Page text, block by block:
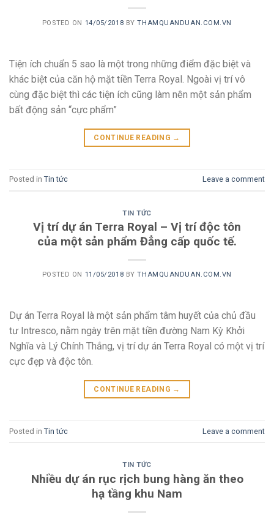
POSTED ON 14/05/2018 BYTHAMQUANDUAN.COM.VN
Tiện ích chuẩn 5 sao là một trong những điểm đặc biệt và
khác biệt của căn hộ mặt tiền Terra Royal. Ngoài vị trí vô
cùng đặc biệt thì các tiện ích cũng làm nên một sản phẩm
bất động sản “cực phẩm”
CONTINUE READING →
Posted in Tin tức Leave a comment
TIN TỨC
Vị trí dự án Terra Royal – Vị trí độc tôn
của một sản phẩm Đẳng cấp quốc tế.
POSTED ON 11/05/2018 BYTHAMQUANDUAN.COM.VN
Dự án Terra Royal là một sản phẩm tâm huyết của chủ đầu
tư Intresco, nằm ngày trên mặt tiền đường Nam Kỳ Khởi
Nghĩa và Lý Chính Thắng, vị trí dự án Terra Royal có một vị trí
cực đẹp và độc tôn.
CONTINUE READING →
Posted in Tin tức Leave a comment
TIN TỨC
Nhiều dự án rục rịch bung hàng ăn theo
hạ tầng khu Nam